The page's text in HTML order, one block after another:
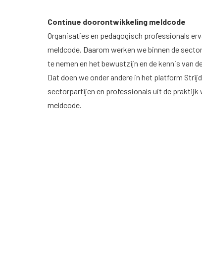
Continue doorontwikkeling meldcode
Organisaties en pedagogisch professionals
meldcode. Daarom werken we binnen de
te nemen en het bewustzijn en de kennis van
Dat doen we onder andere in het platform
sectorpartijen en professionals uit de praktijk
meldcode.